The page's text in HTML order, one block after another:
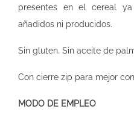
presentes en el cereal
añadidos ni producidos.
Sin gluten. Sin aceite de
Con cierre zip para mejor
MODO DE EMPLEO